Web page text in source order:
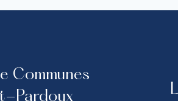
Communes
Pardoux